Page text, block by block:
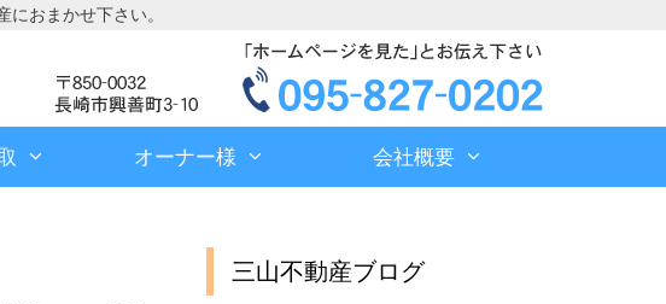
おまかせ下さい。
オーナー様 会社概要
三山不動産ブログ